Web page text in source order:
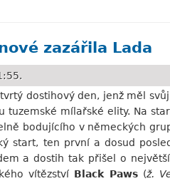
zazářila Lada
dostihový den, jenž měl
tuzemské mílařské elity. Na
bodujícího v německých
start, ten první a dosud
a dostih tak přišel o
vítězství Black Paws (ž.